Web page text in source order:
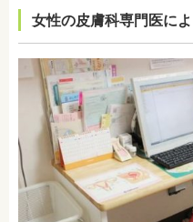
女性の皮膚科専門医によ